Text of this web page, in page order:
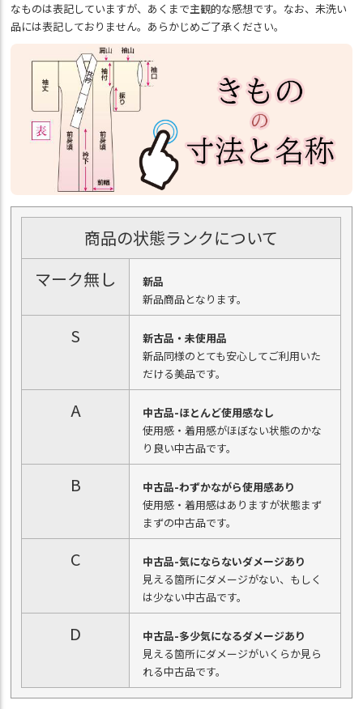
なものは表記していますが、あくまで主観的な感想です。なお、未洗い
品には表記しておりません。あらかじめご了承ください。
商品の状態ランクについて
マーク無し
新品
新品商品となります。
S
新古品・未使用品
新品同様のとても安心してご利用いた
だける美品です。
A
中古品-ほとんど使用感なし
使用感・着用感がほぼない状態のかな
り良い中古品です。
B
中古品-わずかながら使用感あり
使用感・着用感はありますが状態まず
まずの中古品です。
C
中古品-気にならないダメージあり
見える箇所にダメージがない、もしく
は少ない中古品です。
D
中古品-多少気になるダメージあり
見える箇所にダメージがいくらか見ら
れる中古品です。